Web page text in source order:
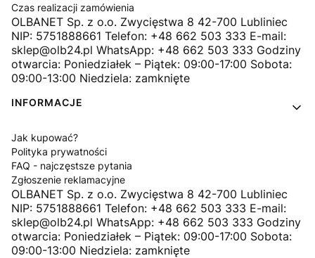
Czas realizacji zamówienia
OLBANET Sp. z o.o. Zwycięstwa 8 42-700 Lubliniec
NIP: 5751888661 Telefon: +48 662 503 333 E-mail:
sklep@olb24.pl WhatsApp: +48 662 503 333 Godziny
otwarcia: Poniedziałek – Piątek: 09:00-17:00 Sobota:
09:00-13:00 Niedziela: zamknięte
INFORMACJE
Jak kupować?
Polityka prywatności
FAQ - najczęstsze pytania
Zgłoszenie reklamacyjne
OLBANET Sp. z o.o. Zwycięstwa 8 42-700 Lubliniec
NIP: 5751888661 Telefon: +48 662 503 333 E-mail:
sklep@olb24.pl WhatsApp: +48 662 503 333 Godziny
otwarcia: Poniedziałek – Piątek: 09:00-17:00 Sobota:
09:00-13:00 Niedziela: zamknięte